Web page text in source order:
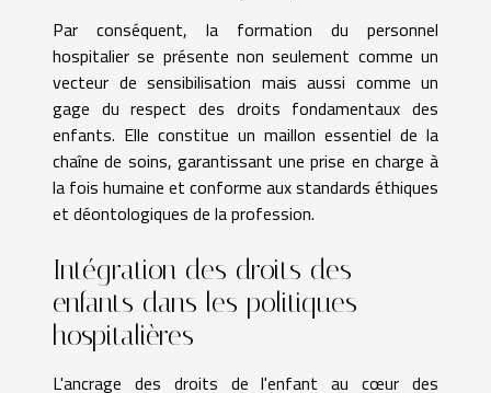
Par conséquent, la formation du personnel
hospitalier se présente non seulement comme un
vecteur de sensibilisation mais aussi comme un
gage du respect des droits fondamentaux des
enfants. Elle constitue un maillon essentiel de la
chaîne de soins, garantissant une prise en charge à
la fois humaine et conforme aux standards éthiques
et déontologiques de la profession.
Intégration des droits des
enfants dans les politiques
hospitalières
L'ancrage des droits de l'enfant au cœur des